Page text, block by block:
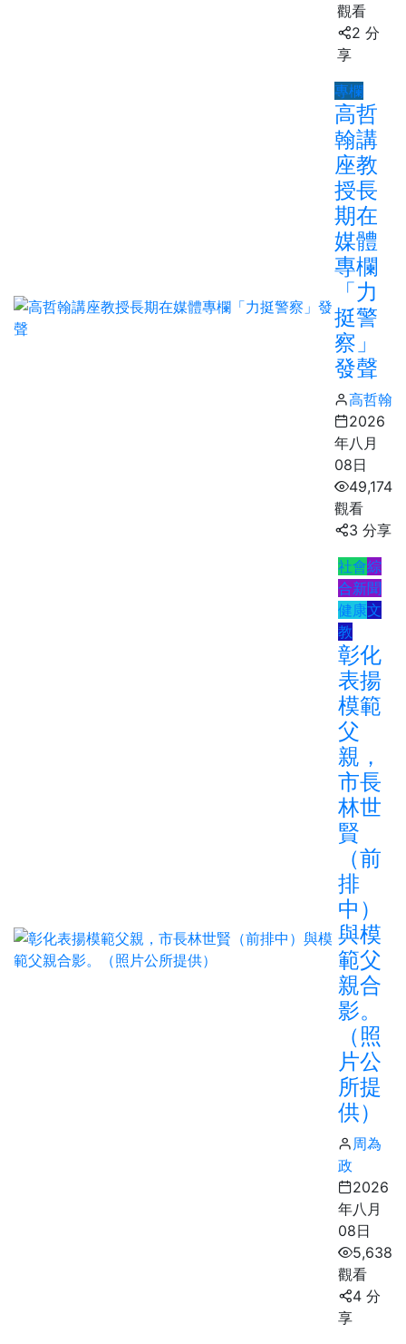
觀看
2 分
享
專欄
高哲
翰講
座教
授長
期在
媒體
專欄
「力
挺警
察」
發聲
高哲翰
2026
年八月
08日
49,174
觀看
3 分享
社會綜
合新聞
健康文
教
彰化
表揚
模範
父
親，
市長
林世
賢
（前
排
中）
與模
範父
親合
影。
（照
片公
所提
供）
周為
政
2026
年八月
08日
5,638
觀看
4 分
享